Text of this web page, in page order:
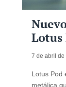
Lotus
7 de abril de
Lotus Pod
metálica